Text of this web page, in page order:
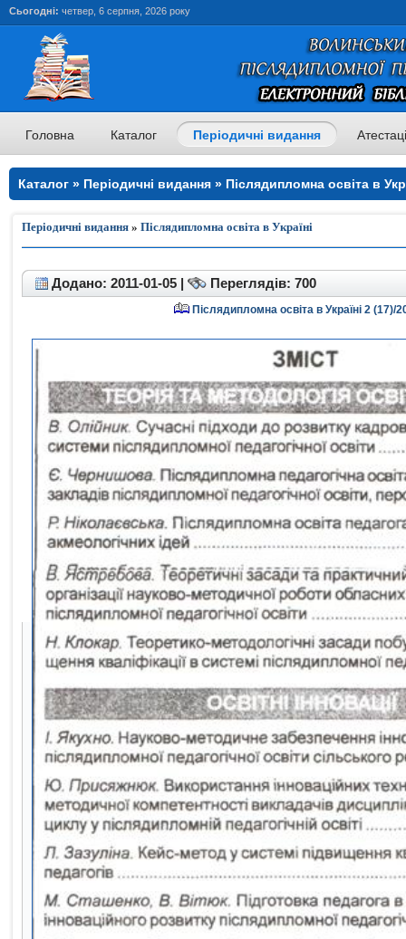
Сьогодні: четвер, 6 серпня, 2026 року
Головна Каталог Періодичні видання
Каталог » Періодичні видання » Післядипломна освіта в
Періодичні видання » Післядипломна освіта в Україні
Додано: 2011-01-05 | Переглядів: 700
Післядипломна освіта в Україні 2 (17)/